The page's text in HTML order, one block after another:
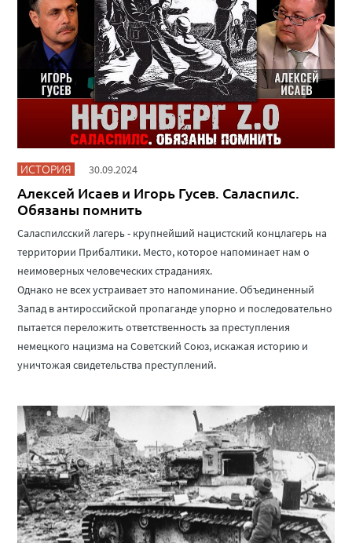
ИСТОРИЯ 30.09.2024
Алексей Исаев и Игорь Гусев. Саласпилс.
Обязаны помнить
Саласпилсский лагерь - крупнейший нацистский концлагерь на
территории Прибалтики. Место, которое напоминает нам о
неимоверных человеческих страданиях.
Однако не всех устраивает это напоминание. Объединенный
Запад в антироссийской пропаганде упорно и последовательно
пытается переложить ответственность за преступления
немецкого нацизма на Советский Союз, искажая историю и
уничтожая свидетельства преступлений.